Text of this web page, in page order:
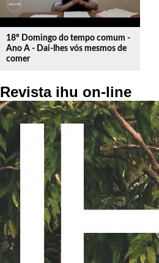
18º Domingo do tempo comum -
Ano A - Dai-lhes vós mesmos de
comer
Revista ihu on-line